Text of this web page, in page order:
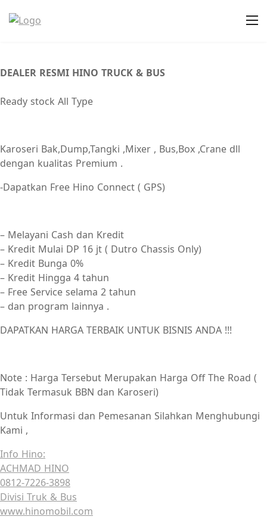
DEALER RESMI HINO TRUCK & BUS
Ready stock All Type
Karoseri Bak,Dump,Tangki ,Mixer , Bus,Box ,Crane dll
dengan kualitas Premium .
-Dapatkan Free Hino Connect ( GPS)
– Melayani Cash dan Kredit
– Kredit Mulai DP 16 jt ( Dutro Chassis Only)
– Kredit Bunga 0%
– Kredit Hingga 4 tahun
– Free Service selama 2 tahun
– dan program lainnya .
DAPATKAN HARGA TERBAIK UNTUK BISNIS ANDA !!!
Note : Harga Tersebut Merupakan Harga Off The Road (
Tidak Termasuk BBN dan Karoseri)
Untuk Informasi dan Pemesanan Silahkan Menghubungi
Kami ,
Info Hino:
ACHMAD HINO
0812-7226-3898
Divisi Truk & Bus
www.hinomobil.com